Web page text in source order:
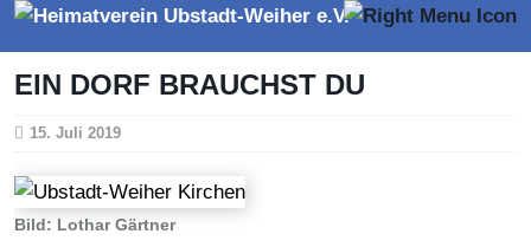
EIN DORF BRAUCHST DU
15. Juli 2019
Bild: Lothar Gärtner